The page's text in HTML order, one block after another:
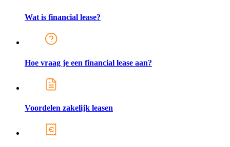
Wat is financial lease?
Hoe vraag je een financial lease aan?
Voordelen zakelijk leasen